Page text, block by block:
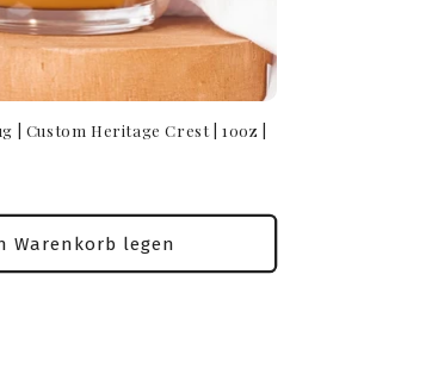
| Custom Heritage Crest | 10oz |
Warenkorb legen